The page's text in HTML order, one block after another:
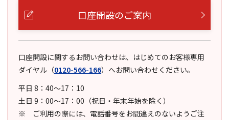
口座開設のご案内
口座開設に関するお問い合わせは、はじめてのお客様専用
ダイヤル （0120-566-166） へお問い合わせください。
平日 8：40～17：10
土日 9：00～17：00（祝日・年末年始を除く）
ご利用の際には、電話番号をお間違えのないようご注